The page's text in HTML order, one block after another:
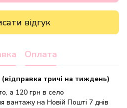
відгук
Оплата
тричі на тиждень)
а 120 грн в село
вантажу на Новій Пошті 7 днів